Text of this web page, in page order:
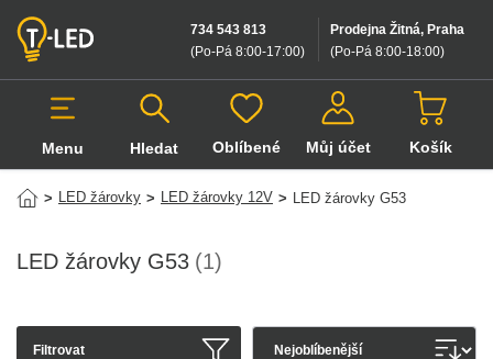
Prodejna Žitná, Praha
(Po-Pá 8:00-18:00)
734 543 813
(Po-Pá 8:00-17:00)
Menu Hledat
Hledat v produktech
Oblíbené Můj účet Košík
> LED žárovky > LED žárovky 12V > LED žárovky G53
LED žárovky G53 (1)
Filtrovat